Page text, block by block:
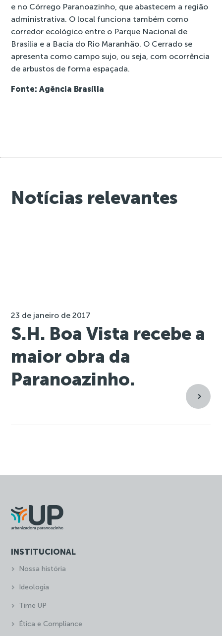
e no Córrego Paranoazinho, que abastecem a região
administrativa. O local funciona também como
corredor ecológico entre o Parque Nacional de
Brasília e a Bacia do Rio Maranhão. O Cerrado se
apresenta como campo sujo, ou seja, com ocorrência
de arbustos de forma espaçada.
Fonte: Agência Brasília
Notícias relevantes
23 de janeiro de 2017
S.H. Boa Vista recebe a
maior obra da
Paranoazinho.
INSTITUCIONAL
Nossa história
Ideologia
Time UP
Ética e Compliance